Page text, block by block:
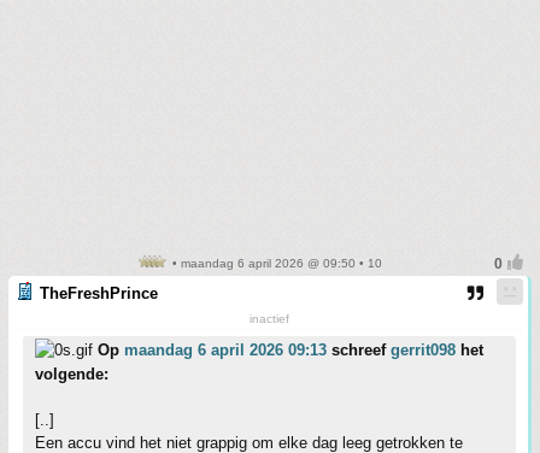
• maandag 6 april 2026 @ 09:50 • 10
TheFreshPrince
inactief
Op maandag 6 april 2026 09:13 schreef gerrit098 het
volgende:
[..]
Een accu vind het niet grappig om elke dag leeg getrokken te